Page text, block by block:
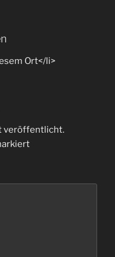
Ort</li>
veröffentlicht.